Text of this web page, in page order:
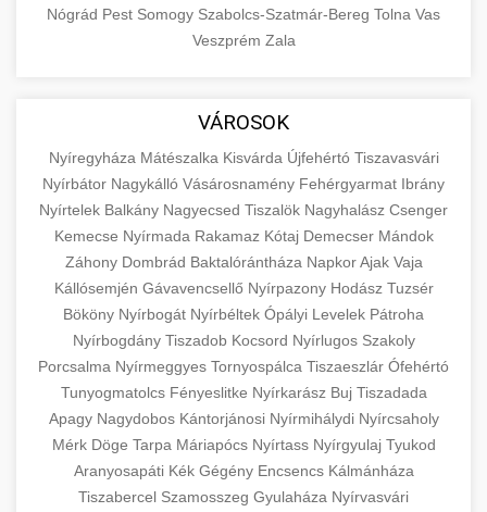
Nógrád Pest Somogy Szabolcs-Szatmár-Bereg Tolna Vas
Veszprém Zala
VÁROSOK
Nyíregyháza Mátészalka Kisvárda Újfehértó Tiszavasvári
Nyírbátor Nagykálló Vásárosnamény Fehérgyarmat Ibrány
Nyírtelek Balkány Nagyecsed Tiszalök Nagyhalász Csenger
Kemecse Nyírmada Rakamaz Kótaj Demecser Mándok
Záhony Dombrád Baktalórántháza NapkorAjak Vaja
Kállósemjén Gávavencsellő Nyírpazony Hodász Tuzsér
Bököny Nyírbogát Nyírbéltek Ópályi Levelek Pátroha
Nyírbogdány Tiszadob Kocsord Nyírlugos Szakoly
Porcsalma Nyírmeggyes Tornyospálca Tiszaeszlár Ófehértó
Tunyogmatolcs Fényeslitke Nyírkarász Buj Tiszadada
Apagy Nagydobos Kántorjánosi Nyírmihálydi Nyírcsaholy
Mérk Döge Tarpa Máriapócs Nyírtass Nyírgyulaj Tyukod
Aranyosapáti Kék Gégény Encsencs Kálmánháza
Tiszabercel Szamosszeg Gyulaháza Nyírvasvári